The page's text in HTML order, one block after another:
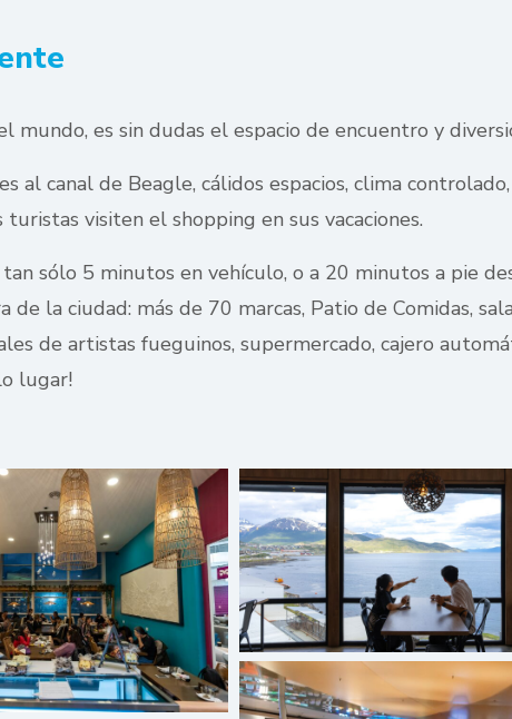
mundo, es sin dudas el espacio de encuentro y
al canal de Beagle, cálidos espacios, clima
visiten el shopping en sus vacaciones.
sólo 5 minutos en vehículo, o a 20 minutos a pie
la ciudad: más de 70 marcas, Patio de Comidas,
de artistas fueguinos, supermercado, cajero
lugar!